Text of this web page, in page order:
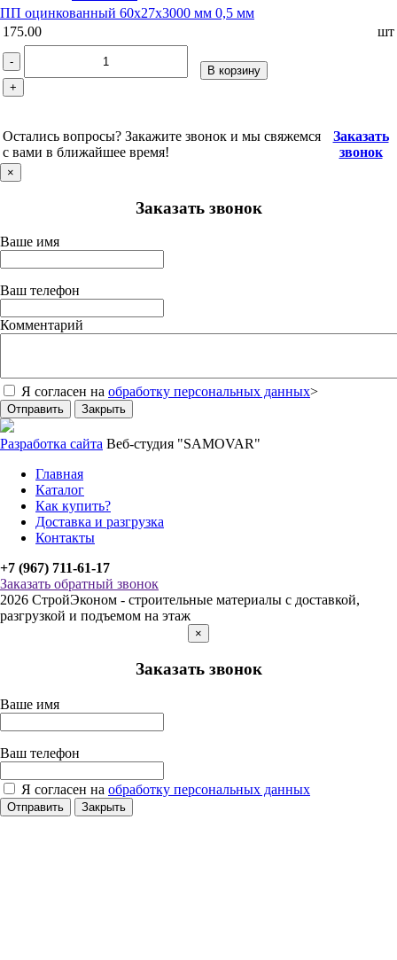
ПП оцинкованный 60х27х3000 мм 0,5 мм
175.00
шт
-
+
В корзину
Остались вопросы? Закажите звонок и мы свяжемся
с вами в ближайшее время!
Заказать
звонок
×
Заказать звонок
Ваше имя
Ваш телефон
Комментарий
Я согласен на обработку персональных данных>
Отправить Закрыть
Разработка сайта Веб-студия "SAMOVAR"
Главная
Каталог
Как купить?
Доставка и разгрузка
Контакты
+7 (967) 711-61-17
Заказать обратный звонок
2026 СтройЭконом - строительные материалы с доставкой,
разгрузкой и подъемом на этаж
×
Заказать звонок
Ваше имя
Ваш телефон
Я согласен на обработку персональных данных
Отправить Закрыть